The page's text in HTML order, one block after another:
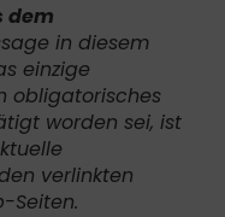
dem
in diesem
einzige
obligatorisches
worden sei, ist
verlinkten
Seiten.